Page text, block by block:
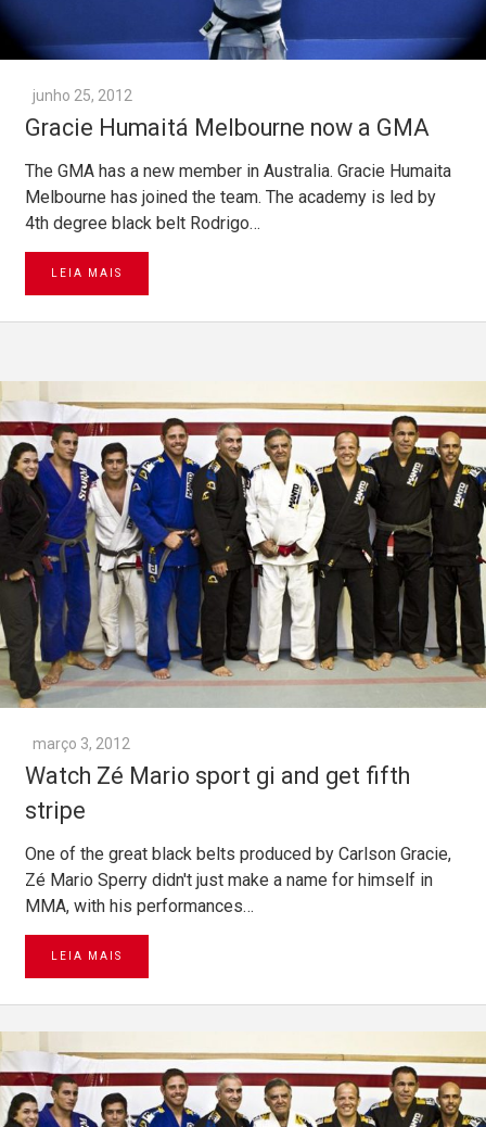
junho 25, 2012
Gracie Humaitá Melbourne now a GMA
The GMA has a new member in Australia. Gracie Humaita
Melbourne has joined the team. The academy is led by
4th degree black belt Rodrigo…
LEIA MAIS
março 3, 2012
Watch Zé Mario sport gi and get fifth
stripe
One of the great black belts produced by Carlson Gracie,
Zé Mario Sperry didn't just make a name for himself in
MMA, with his performances…
LEIA MAIS